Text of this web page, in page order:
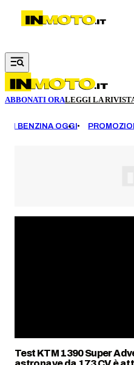
Vai al contenuto principale
ABBONATI ORALEGGI LA
BENZINA OGGI
Test KTM 1390 Super